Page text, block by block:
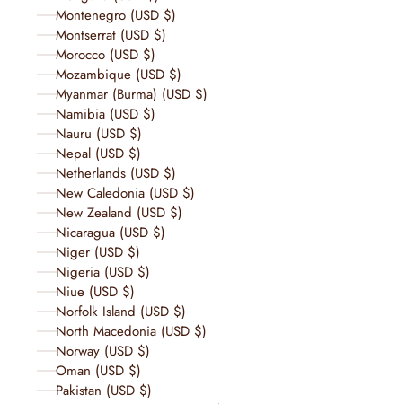
Montenegro (USD $)
Montserrat (USD $)
Morocco (USD $)
Mozambique (USD $)
Myanmar (Burma) (USD $)
Namibia (USD $)
Nauru (USD $)
Nepal (USD $)
Netherlands (USD $)
New Caledonia (USD $)
New Zealand (USD $)
Nicaragua (USD $)
Niger (USD $)
Nigeria (USD $)
Niue (USD $)
Norfolk Island (USD $)
North Macedonia (USD $)
Norway (USD $)
Oman (USD $)
Pakistan (USD $)